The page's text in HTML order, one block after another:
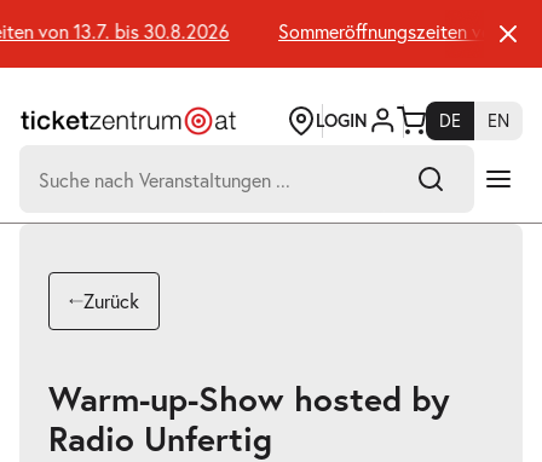
Seiteninhalt
springen
von 13.7. bis 30.8.2026 Sommeröffnungszeiten von
LOGIN DE
EN
nach:
Suchtreffer:
Zurück
Warm-up-Show hosted by
Radio Unfertig